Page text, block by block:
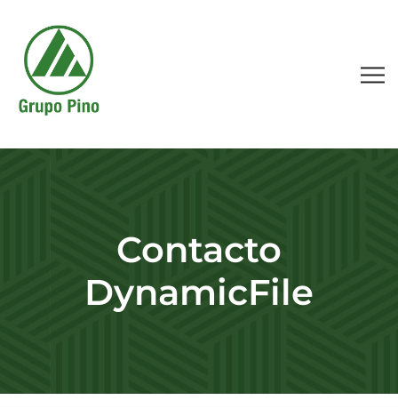
Contacto
DynamicFile